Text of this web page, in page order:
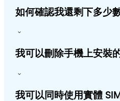
如何確認我還剩下多少
我可以刪除手機上安裝
我可以同時使用實體